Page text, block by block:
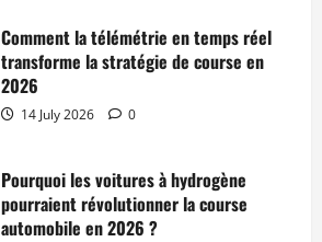
Comment la télémétrie en temps réel
transforme la stratégie de course en
2026
14 July 2026 0
Pourquoi les voitures à hydrogène
pourraient révolutionner la course
automobile en 2026 ?